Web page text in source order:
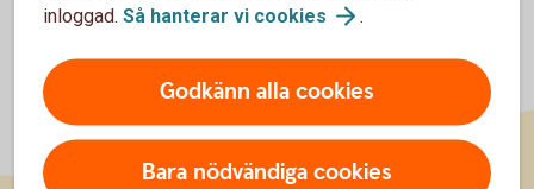
inloggad. Så hanterar vi cookies .
Godkänn alla cookies
Bara nödvändiga cookies